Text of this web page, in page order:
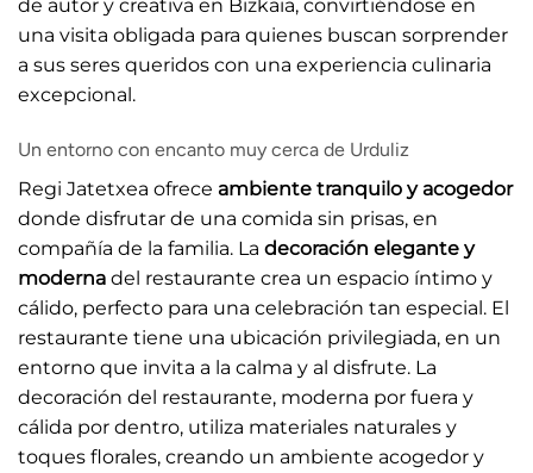
de autor y creativa en Bizkaia, convirtiéndose en
una visita obligada para quienes buscan sorprender
a sus seres queridos con una experiencia culinaria
excepcional.
Un entorno con encanto muy cerca de Urduliz
Regi Jatetxea ofrece ambiente tranquilo y acogedor
donde disfrutar de una comida sin prisas, en
compañía de la familia. La decoración elegante y
moderna del restaurante crea un espacio íntimo y
cálido, perfecto para una celebración tan especial. El
restaurante tiene una ubicación privilegiada, en un
entorno que invita a la calma y al disfrute. La
decoración del restaurante, moderna por fuera y
cálida por dentro, utiliza materiales naturales y
toques florales, creando un ambiente acogedor y